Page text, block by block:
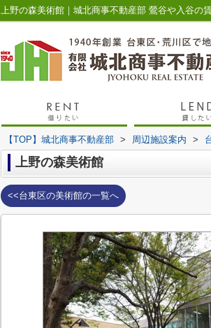
上野の森美術館｜城北商事不動産部 鶯谷や入谷の
【TOP】城北商事不動産部 > 周辺施設案内 >
上野の森美術館
<<台東区の美術館の一覧へ